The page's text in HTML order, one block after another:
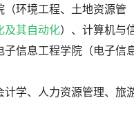
环境工程、土地资源管
及其自动化）、计算机与
信息工程学院（电子信
学、人力资源管理、旅